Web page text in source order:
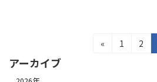
稿
«
固
1
固
2
アーカイブ